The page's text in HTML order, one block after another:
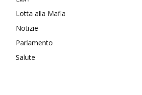
Lotta alla Mafia
Notizie
Parlamento
Salute